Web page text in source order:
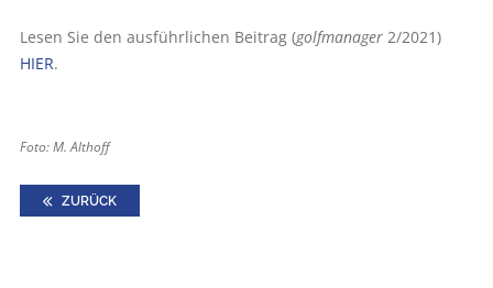
Lesen Sie den ausführlichen Beitrag (golfmanager2/2021)
HIER.
Foto: M. Althoff
ZURÜCK